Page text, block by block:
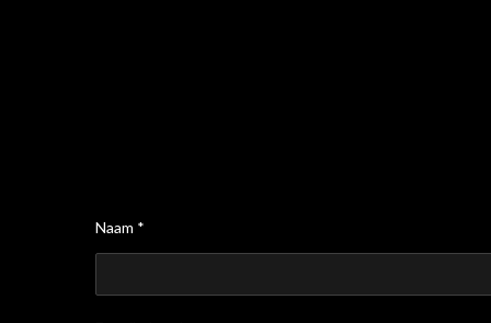
Naam *